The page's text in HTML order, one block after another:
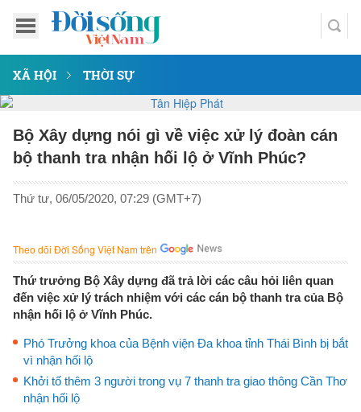
XÃ HỘI THỜI SỰ
Bộ Xây dựng nói gì về việc xử lý đoàn cán
bộ thanh tra nhận hối lộ ở Vĩnh Phúc?
Thứ tư, 06/05/2020, 07:29 (GMT+7)
Theo dõi Đời Sống Việt Nam trên
Thứ trưởng Bộ Xây dựng đã trả lời các câu hỏi liên quan
đến việc xử lý trách nhiệm với các cán bộ thanh tra của Bộ
nhận hối lộ ở Vĩnh Phúc.
Phó Trưởng khoa của Bệnh viện Đa khoa tỉnh Thái Bình bị bắt
vì nhận hối lộ
Khởi tố thêm 3 người trong vụ 7 thanh tra giao thông Cần Thơ
nhận hối lộ